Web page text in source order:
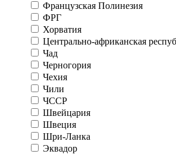
Французская Полинезия
ФРГ
Хорватия
Центрально-африканская
Чад
Черногория
Чехия
Чили
ЧССР
Швейцария
Швеция
Шри-Ланка
Эквадор